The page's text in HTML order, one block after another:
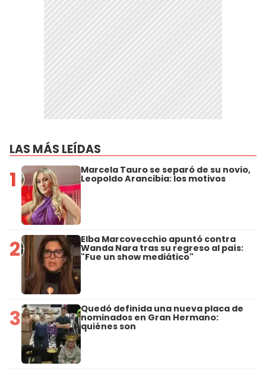
LAS MÁS LEÍDAS
1 Marcela Tauro se separó de su novio,
Leopoldo Arancibia: los motivos
2 Elba Marcovecchio apuntó contra
Wanda Nara tras su regreso al país:
"Fue un show mediático"
3 Quedó definida una nueva placa de
nominados en Gran Hermano:
quiénes son